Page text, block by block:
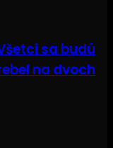
sa budú
na dvoch